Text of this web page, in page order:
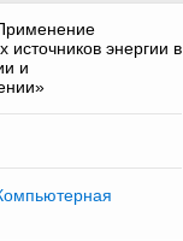
источников энергии в
и